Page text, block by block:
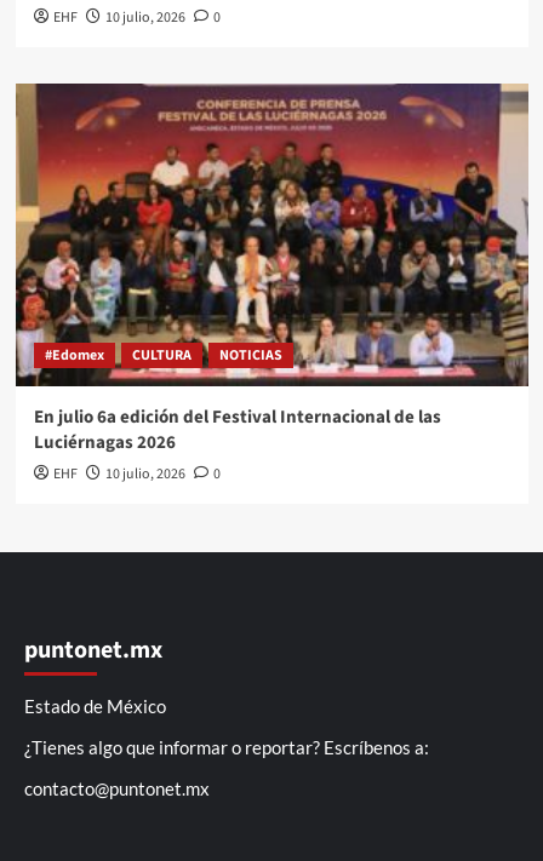
EHF 10 julio, 2026 0
#Edomex CULTURA NOTICIAS
En julio 6a edición del Festival Internacional de las
Luciérnagas 2026
EHF 10 julio, 2026 0
puntonet.mx
Estado de México
¿Tienes algo que informar o reportar? Escríbenos a:
contacto@puntonet.mx